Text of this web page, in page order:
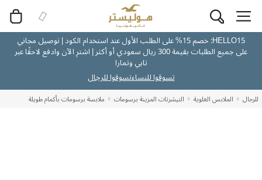
HELLO15: خصم 15% على الطلب الأول عند استخدام الكود | توصيل مجاني
على جميع الطلبات بقيمة 300 ريال سعودي أو أكثر | اشترِ الآن وادفع لاحقًا عبر
تابي وتمارا
تسوقوا للنساءتسوقوا للرجال
للرجال الملابس العلوية التيشرتات المزينة برسومات ملابسة برسومات بأكمام طويلة